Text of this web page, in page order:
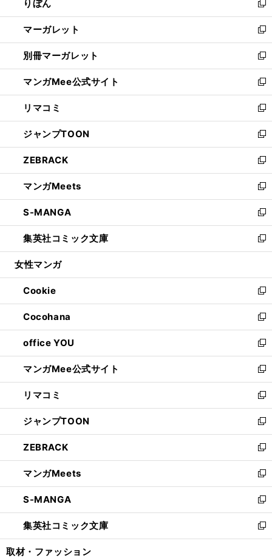
く
で
開
く
ド
ウ
で
開
く
ィ
ン
ド
ウ
で
開
く
りぼん
新
し
い
ウ
ィ
ン
ド
ウ
で
開
く
マーガレット
新
し
い
ウ
ィ
ン
ド
ウ
で
開
く
別冊マーガレット
新
し
い
ウ
ィ
ン
ド
ウ
で
開
く
マンガMee公式サイト
新
し
い
ウ
ィ
ン
ド
ウ
で
開
く
リマコミ
新
し
い
ウ
ィ
ン
ド
ウ
で
開
く
ジャンプTOON
新
し
い
ウ
ィ
ン
ド
ウ
で
開
ZEBRACK
新
し
い
ウ
ィ
ン
ド
ウ
開
く
マンガMeets
新
し
い
ウ
ィ
ン
ウ
で
開
く
S-MANGA
新
し
い
ウ
ン
ド
ウ
で
開
く
集英社コミック文庫
新
し
ウ
ィ
ン
ド
ウ
で
開
く
女性マンガ
Cookie
新
し
い
ウ
ィ
ン
ド
ウ
で
開
く
Cocohana
新
し
い
ウ
ィ
ン
ド
ウ
で
開
く
office YOU
新
し
い
ウ
ィ
ン
ド
ウ
で
開
く
マンガMee公式サイト
新
し
い
ウ
ィ
ン
ド
ウ
で
開
く
リマコミ
新
し
い
ウ
ィ
ン
ド
ウ
で
開
く
ジャンプTOON
新
し
い
ウ
ィ
ン
ド
ウ
で
開
ZEBRACK
新
し
い
ウ
ィ
ン
ド
ウ
マンガMeets
新
し
い
ウ
ィ
ン
S-MANGA
新
し
い
ウ
集英社コミック文庫
新
し
取材・ファッション